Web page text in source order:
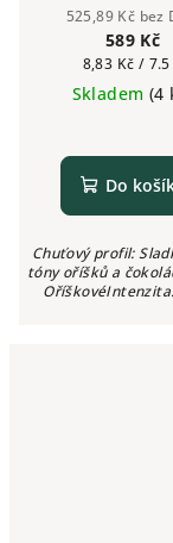
pražená
alacaffé 500g |
pražírna
525,89 Kč bez
589 Kč
Měrná
cena:
8,83 Kč / 7.5
Skladem (4
Do
Chuťový profil:
tóny oříšků a